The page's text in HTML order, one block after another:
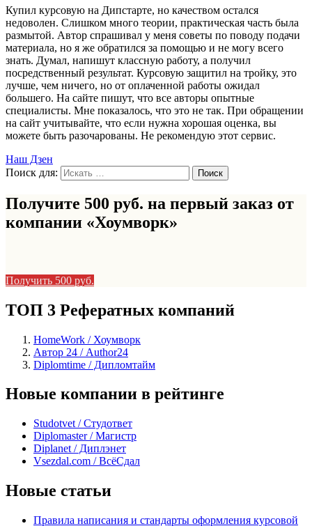
Купил курсовую на Дипстарте, но качеством остался
недоволен. Слишком много теории, практическая часть была
размытой. Автор спрашивал у меня советы по поводу подачи
материала, но я же обратился за помощью и не могу всего
знать. Думал, напишут классную работу, а получил
посредственный результат. Курсовую защитил на тройку, это
лучше, чем ничего, но от оплаченной работы ожидал
большего. На сайте пишут, что все авторы опытные
специалисты. Мне показалось, что это не так. При обращении
на сайт учитывайте, что если нужна хорошая оценка, вы
можете быть разочарованы. Не рекомендую этот сервис.
Наш Дзен
Поиск для:
Получите 500 руб. на первый заказ от
компании «Хоумворк»
Получить 500 руб.
ТОП 3 Рефератных компаний
HomeWork / Хоумворк
Автор 24 / Author24
Diplomtime / Дипломтайм
Новые компании в рейтинге
Studotvet / Студответ
Diplomaster / Магистр
Diplanet / Диплэнет
Vsezdal.com / ВсёСдал
Новые статьи
Правила написания и стандарты оформления курсовой